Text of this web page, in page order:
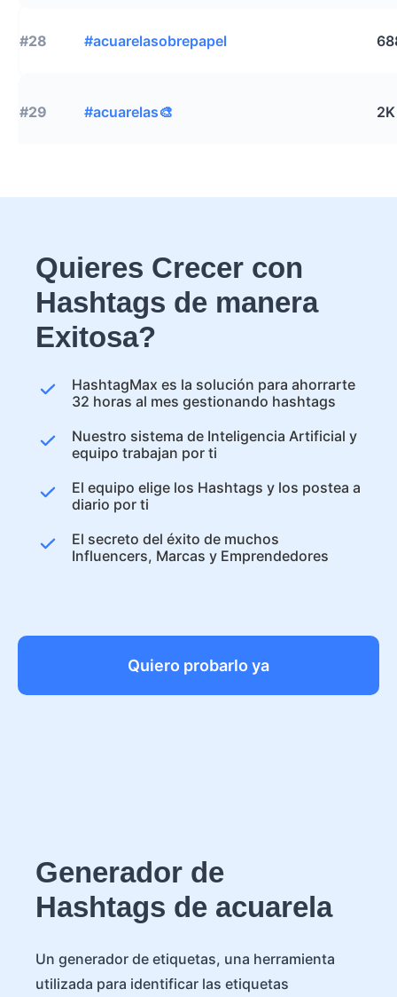
#28 #acuarelasobrepapel
#29 #acuarelas🎨 2K
Quieres Crecer con
Hashtags de manera
Exitosa?
HashtagMax es la solución para ahorrarte
32 horas al mes gestionando hashtags
Nuestro sistema de Inteligencia Artificial y
equipo trabajan por ti
El equipo elige los Hashtags y los postea a
diario por ti
El secreto del éxito de muchos
Influencers, Marcas y Emprendedores
Quiero probarlo ya
Generador de
Hashtags de acuarela
Un generador de etiquetas, una herramienta
utilizada para identificar las etiquetas